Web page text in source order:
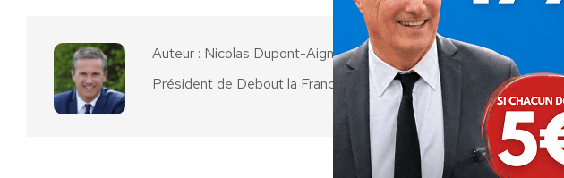
Facebook
X
Pinterest LinkedInWhatsApp
Auteur : Nicolas Dupont-Aignan
Président de Debout la France